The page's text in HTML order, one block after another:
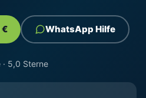
€ WhatsApp Hilfe
5,0 Sterne